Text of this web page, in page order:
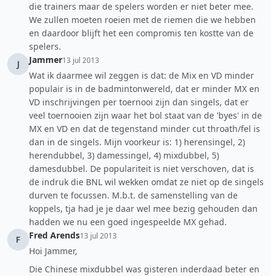
die trainers maar de spelers worden er niet beter mee.
We zullen moeten roeien met de riemen die we hebben
en daardoor blijft het een compromis ten kostte van de
spelers.
J
Jammer13 jul 2013
Wat ik daarmee wil zeggen is dat: de Mix en VD minder
populair is in de badmintonwereld, dat er minder MX en
VD inschrijvingen per toernooi zijn dan singels, dat er
veel toernooien zijn waar het bol staat van de 'byes' in de
MX en VD en dat de tegenstand minder cut throath/fel is
dan in de singels. Mijn voorkeur is: 1) herensingel, 2)
herendubbel, 3) damessingel, 4) mixdubbel, 5)
damesdubbel. De populariteit is niet verschoven, dat is
de indruk die BNL wil wekken omdat ze niet op de singels
durven te focussen. M.b.t. de samenstelling van de
koppels, tja had je je daar wel mee bezig gehouden dan
hadden we nu een goed ingespeelde MX gehad.
F
Fred Arends13 jul 2013
Hoi Jammer,
Die Chinese mixdubbel was gisteren inderdaad beter en